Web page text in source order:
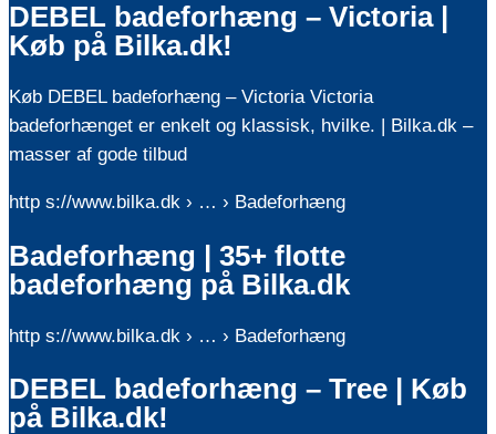
DEBEL badeforhæng – Victoria |
Køb på Bilka.dk!
Køb DEBEL badeforhæng – Victoria Victoria
badeforhænget er enkelt og klassisk, hvilke. | Bilka.dk –
masser af gode tilbud
http s://www.bilka.dk › … › Badeforhæng
Badeforhæng | 35+ flotte
badeforhæng på Bilka.dk
http s://www.bilka.dk › … › Badeforhæng
DEBEL badeforhæng – Tree | Køb
på Bilka.dk!